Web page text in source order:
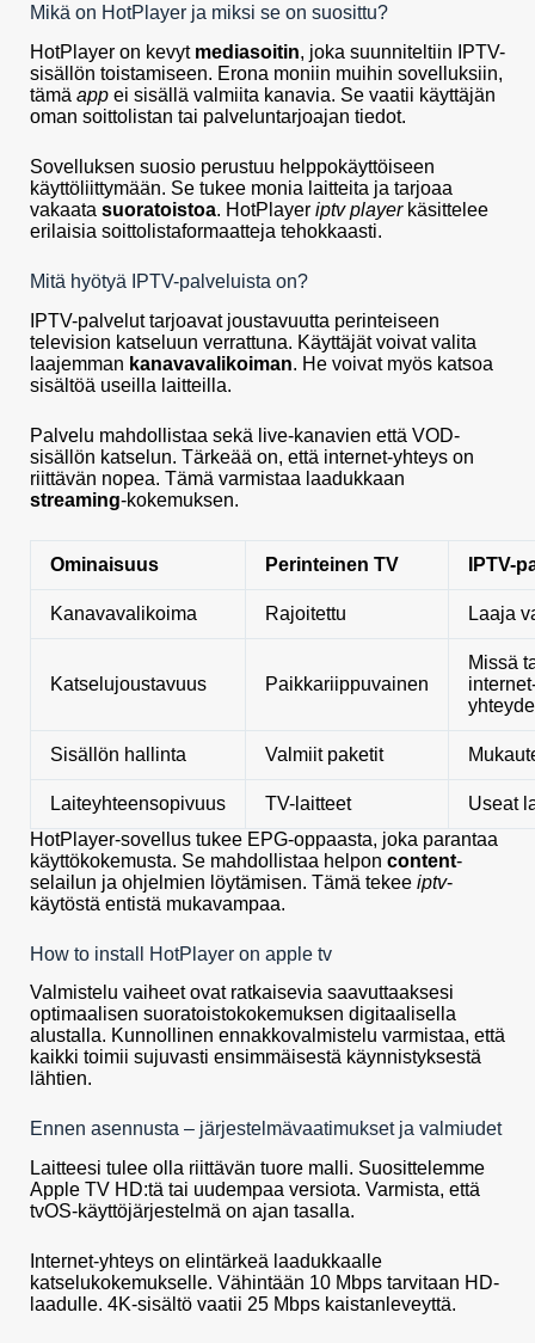
Mikä on HotPlayer ja miksi se on suosittu?
HotPlayer on kevyt mediasoitin, joka suunniteltiin IPTV-
sisällön toistamiseen. Erona moniin muihin sovelluksiin,
tämä app ei sisällä valmiita kanavia. Se vaatii käyttäjän
oman soittolistan tai palveluntarjoajan tiedot.
Sovelluksen suosio perustuu helppokäyttöiseen
käyttöliittymään. Se tukee monia laitteita ja tarjoaa
vakaata suoratoistoa. HotPlayer iptv playerkäsittelee
erilaisia soittolistaformaatteja tehokkaasti.
Mitä hyötyä IPTV-palveluista on?
IPTV-palvelut tarjoavat joustavuutta perinteiseen
television katseluun verrattuna. Käyttäjät voivat valita
laajemman kanavavalikoiman. He voivat myös katsoa
sisältöä useilla laitteilla.
Palvelu mahdollistaa sekä live-kanavien että VOD-
sisällön katselun. Tärkeää on, että internet-yhteys on
riittävän nopea. Tämä varmistaa laadukkaan
streaming-kokemuksen.
Ominaisuus Perinteinen TV IPTV-
Kanavavalikoima Rajoitettu Laaja
Katselujoustavuus Paikkariippuvainen
Missä
Sisällön hallinta Valmiit paketit
Laiteyhteensopivuus TV-laitteet
Useat
HotPlayer-sovellus tukee EPG-oppaasta, joka parantaa
käyttökokemusta. Se mahdollistaa helpon content-
selailun ja ohjelmien löytämisen. Tämä tekee iptv-
käytöstä entistä mukavampaa.
How to install HotPlayer on apple tv
Valmistelu vaiheet ovat ratkaisevia saavuttaaksesi
optimaalisen suoratoistokokemuksen digitaalisella
alustalla. Kunnollinen ennakkovalmistelu varmistaa, että
kaikki toimii sujuvasti ensimmäisestä käynnistyksestä
lähtien.
Ennen asennusta – järjestelmävaatimukset ja valmiudet
Laitteesi tulee olla riittävän tuore malli. Suosittelemme
Apple TV HD:tä tai uudempaa versiota. Varmista, että
tvOS-käyttöjärjestelmä on ajan tasalla.
Internet-yhteys on elintärkeä laadukkaalle
katselukokemukselle. Vähintään 10 Mbps tarvitaan HD-
laadulle. 4K-sisältö vaatii 25 Mbps kaistanleveyttä.